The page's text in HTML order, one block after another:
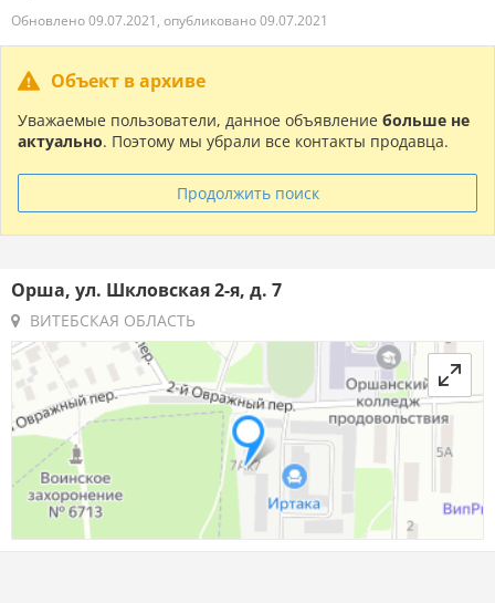
Обновлено 09.07.2021, опубликовано 09.07.2021
Объект в архиве
Уважаемые пользователи, данное объявление больше не
актуально. Поэтому мы убрали все контакты продавца.
Продолжить поиск
Орша, ул. Шкловская 2-я, д. 7
ВИТЕБСКАЯ ОБЛАСТЬ